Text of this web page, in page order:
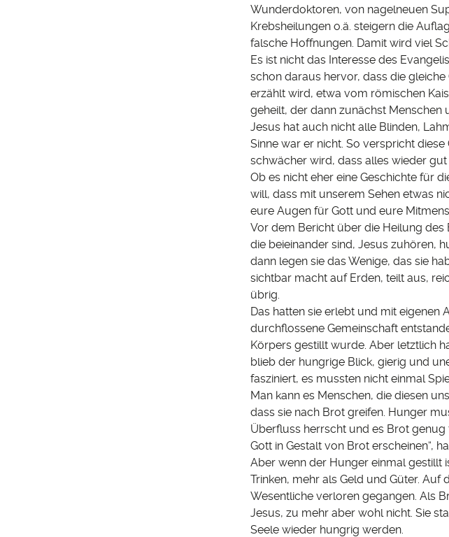
Wunderdoktoren, von nagelneuen
Krebsheilungen o.ä. steigern die
falsche Hoffnungen. Damit wird viel
Es ist nicht das Interesse des
schon daraus hervor, dass die
erzählt wird, etwa vom römischen
geheilt, der dann zunächst Menschen
Jesus hat auch nicht alle Blinden,
Sinne war er nicht. So verspricht
schwächer wird, dass alles wieder
Ob es nicht eher eine Geschichte für
will, dass mit unserem Sehen etwas
eure Augen für Gott und eure
Vor dem Bericht über die Heilung
die beieinander sind, Jesus zuhören,
dann legen sie das Wenige, das sie
sichtbar macht auf Erden, teilt aus,
übrig.
Das hatten sie erlebt und mit eigenen
durchflossene Gemeinschaft
Körpers gestillt wurde. Aber letztlich
blieb der hungrige Blick, gierig und
fasziniert, es mussten nicht einmal
Man kann es Menschen, die diesen
dass sie nach Brot greifen. Hunger
Überfluss herrscht und es Brot
Gott in Gestalt von Brot erscheinen“,
Aber wenn der Hunger einmal gestillt
Trinken, mehr als Geld und Güter.
Wesentliche verloren gegangen. Als
Jesus, zu mehr aber wohl nicht. Sie
Seele wieder hungrig werden.